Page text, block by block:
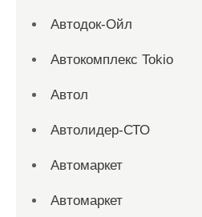
Автодок-Ойл
Автокомплекс Tokio
Автол
Автолидер-СТО
Автомаркет
Автомаркет